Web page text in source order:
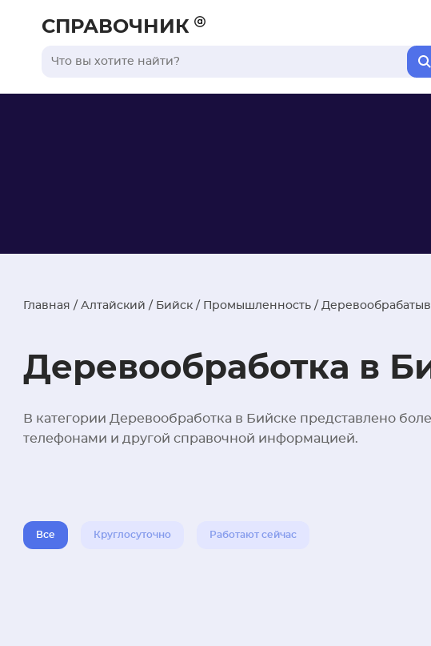
СПРАВОЧНИК
Главная / Алтайский / Бийск / Промышленность /
Деревообработка в
В категории Деревообработка в Бийске представлено
телефонами и другой справочной информацией.
Все Круглосуточно Работают сейчас